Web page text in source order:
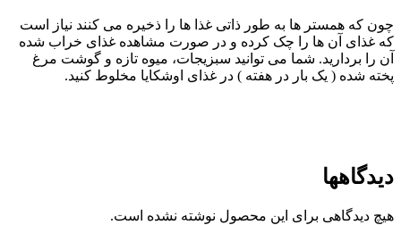
چون که همستر ها به طور ذاتی غذا ها را ذخیره می کنند نیاز است
که غذای آن ها را چک کرده و در صورت مشاهده غذای خراب شده
آن را بردارید. شما می توانید سبزیجات، میوه تازه و گوشت مرغ
پخته شده ( یک بار در هفته ) در غذای اوشکایا مخلوط کنید.
دیدگاهها
هیچ دیدگاهی برای این محصول نوشته نشده است.